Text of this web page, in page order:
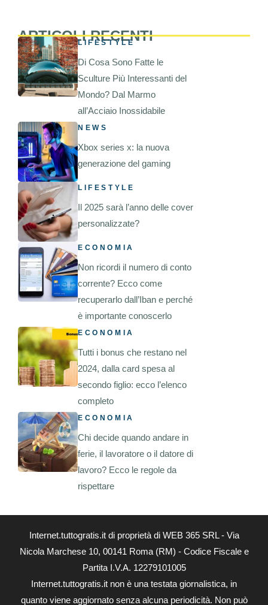
ARTICOLI RECENTI
LIFESTYLE
Di Cosa Sono Fatte le
Sculture Più Interessanti del
Mondo? Dal Marmo
all’Acciaio Inossidabile
NEWS
Xbox series x: la nuova
generazione del gaming
LIFESTYLE
Il 2025 sarà l’anno delle cover
personalizzate?
ECONOMIA
Non ricordi il numero di conto
corrente? Ecco come
recuperarlo dall’Iban e perché
è importante conoscerlo
ECONOMIA
Tutti i bonus che restano nel
2024, dalla card spesa al
secondo figlio: ecco l’elenco
completo
ECONOMIA
Chi decide quando andare in
ferie, il lavoratore o il datore di
lavoro? Ecco le regole da
rispettare
Internet.tuttogratis.it di proprietà di WEB 365 SRL - Via
Nicola Marchese 10, 00141 Roma (RM) - Codice Fiscale e
Partita I.V.A. 12279101005
Internet.tuttogratis.it non è una testata giornalistica, in
quanto viene aggiornato senza alcuna periodicità. Non può